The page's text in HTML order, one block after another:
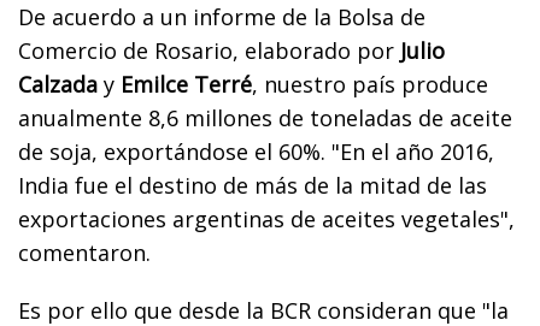
De acuerdo a un informe de la Bolsa de
Comercio de Rosario, elaborado por Julio
Calzada y Emilce Terré, nuestro país produce
anualmente 8,6 millones de toneladas de aceite
de soja, exportándose el 60%. "En el año 2016,
India fue el destino de más de la mitad de las
exportaciones argentinas de aceites vegetales",
comentaron.
Es por ello que desde la BCR consideran que "la